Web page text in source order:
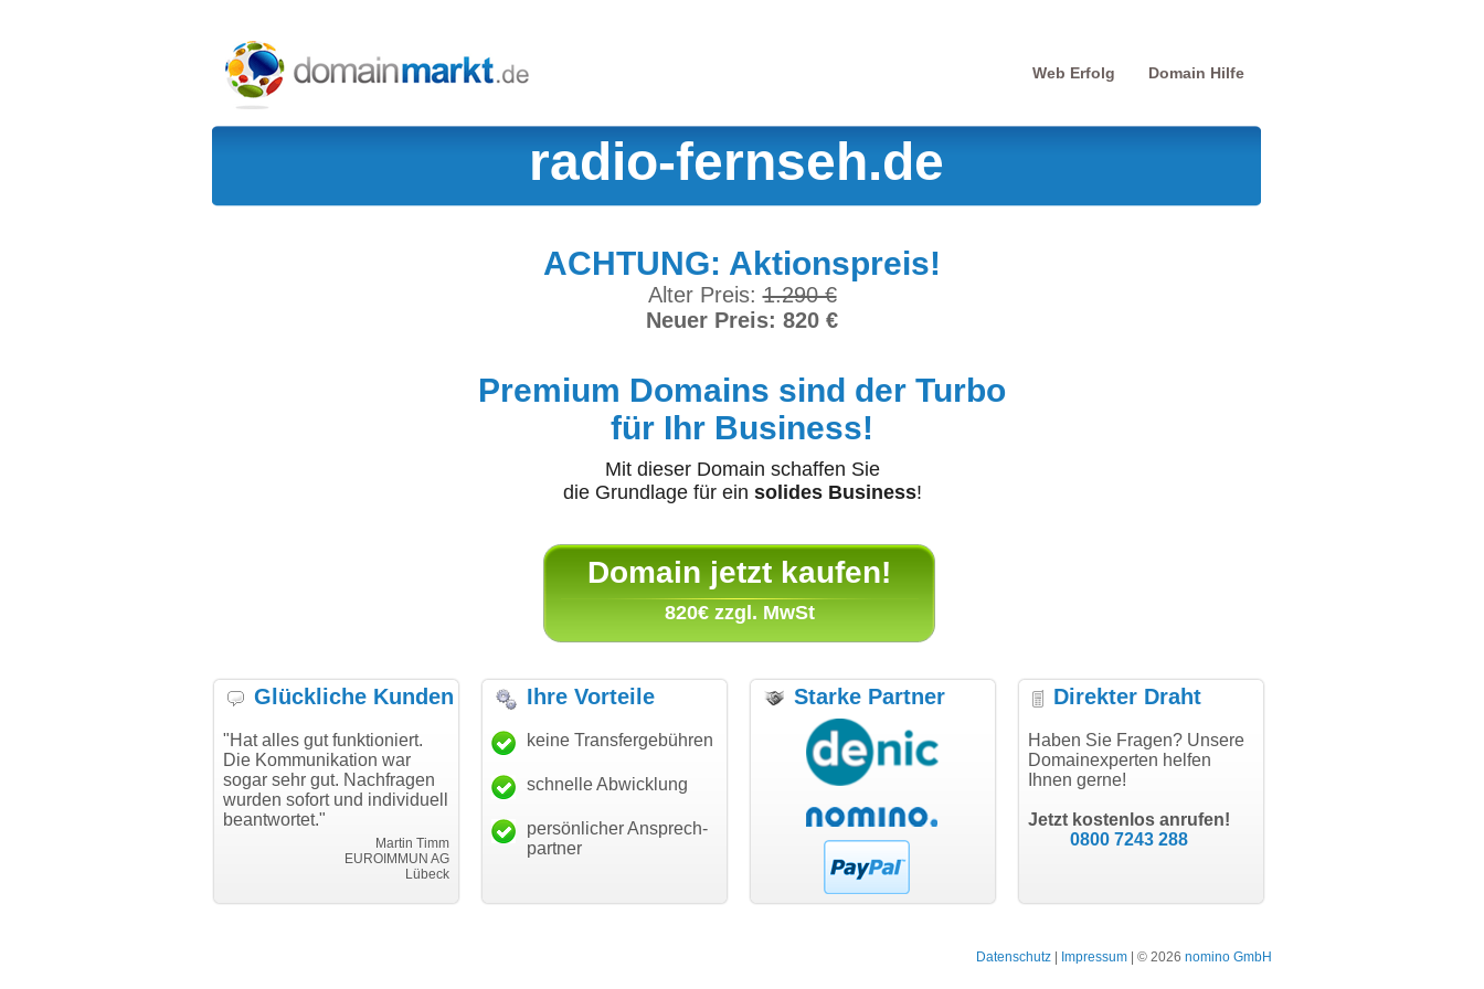
Web Erfolg Domain Hilfe
radio-fernseh.de
ACHTUNG: Aktionspreis!
Alter Preis:1.290 €
Neuer Preis: 820 €
Premium Domains sind der Turbo
für Ihr Business!
Mit dieser Domain schaffen Sie
die Grundlage für ein solides Business!
Domain jetzt kaufen!
820€ zzgl. MwSt
Glückliche Kunden
"Hat alles gut funktioniert.
Die Kommunikation war
sogar sehr gut. Nachfragen
wurden sofort und individuell
beantwortet."
Martin Timm
EUROIMMUN AG
Lübeck
"Danke für den schnellen
Transfer und guten Service!"
Thomas Schäfer
i can eckert communication GmbH
"Ich bin dankbar, meine
Wunschdomain gefunden zu
haben. Die Domain passt für
hundertprozentig."
Janina Köck
Leben im Einklang
leben-im-einklang.de
"Super Abwicklung, vielen
modern software GbR
Landau an der Isar
"Vielen Dank für den
Ihre Vorteile
keine Transfergebühren
schnelle Abwicklung
persönlicher Ansprech-
partner
Starke Partner Direkter Draht
Haben Sie Fragen? Unsere
Domainexperten helfen
Ihnen gerne!
Jetzt kostenlos anrufen!
0800 7243 288
Datenschutz Impressum | © 2026 nomino GmbH